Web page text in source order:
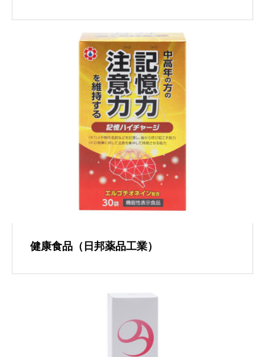
健康食品（日邦薬品工業）